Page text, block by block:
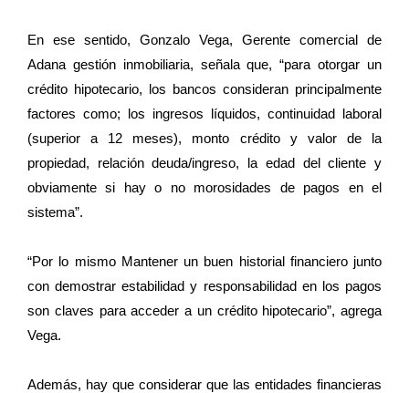
En ese sentido, Gonzalo Vega, Gerente comercial de
Adana gestión inmobiliaria, señala que, “para otorgar un
crédito hipotecario, los bancos consideran principalmente
factores como; los ingresos líquidos, continuidad laboral
(superior a 12 meses), monto crédito y valor de la
propiedad, relación deuda/ingreso, la edad del cliente y
obviamente si hay o no morosidades de pagos en el
sistema”.
“Por lo mismo Mantener un buen historial financiero junto
con demostrar estabilidad y responsabilidad en los pagos
son claves para acceder a un crédito hipotecario”, agrega
Vega.
Además, hay que considerar que las entidades financieras